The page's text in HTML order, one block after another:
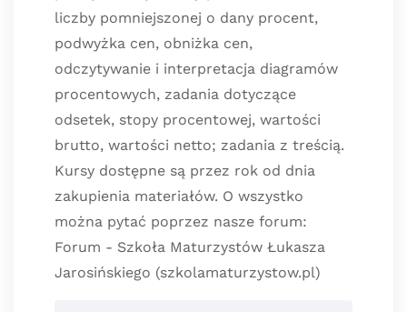
liczby pomniejszonej o dany procent,
podwyżka cen, obniżka cen,
odczytywanie i interpretacja diagramów
procentowych, zadania dotyczące
odsetek, stopy procentowej, wartości
brutto, wartości netto; zadania z treścią.
Kursy dostępne są przez rok od dnia
zakupienia materiałów. O wszystko
można pytać poprzez nasze forum:
Forum - Szkoła Maturzystów Łukasza
Jarosińskiego (szkolamaturzystow.pl)